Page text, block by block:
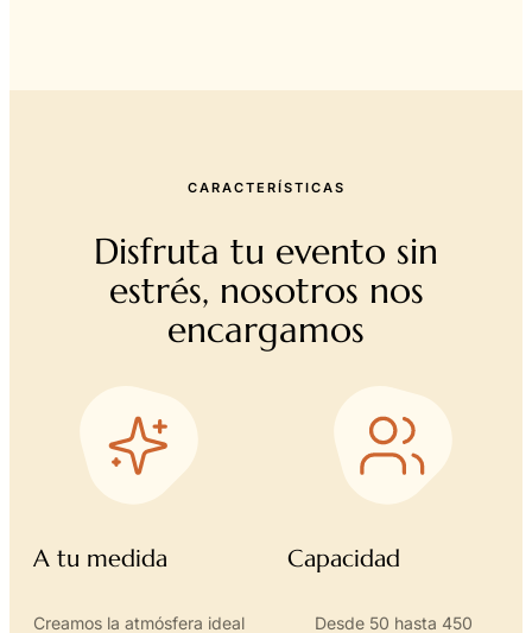
CARACTERÍSTICAS
Disfruta tu evento sin
estrés, nosotros nos
encargamos
A tu medida
Creamos la atmósfera ideal
Capacidad
Desde 50 hasta 450